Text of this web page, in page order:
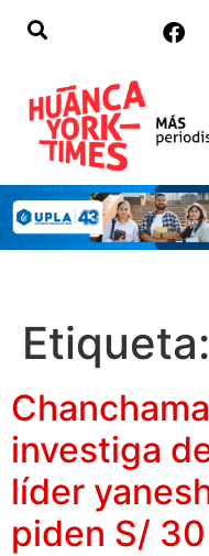
Etiqueta:
investiga
líder
piden S/